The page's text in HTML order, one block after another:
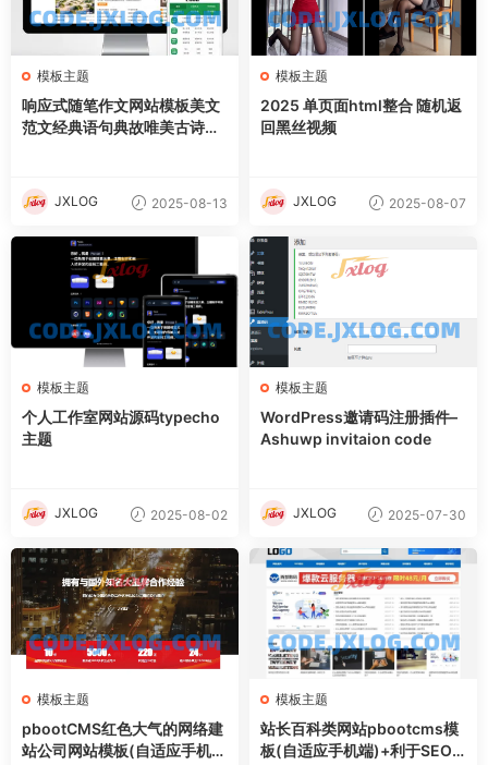
模板主题
响应式随笔作文网站模板美文
范文经典语句典故唯美古诗词
JXLOG 2025-08-13
模板主题
2025 单页面html整合 随机返
回黑丝视频
JXLOG 2025-08-07
模板主题
个人工作室网站源码typecho
主题
JXLOG 2025-08-02
模板主题
WordPress邀请码注册插件–
Ashuwp invitaion code
JXLOG 2025-07-30
模板主题
pbootCMS红色大气的网络建
站公司网站模板(自适应手机
模板主题
站长百科类网站pbootcms模
板(自适应手机端)+利于SEO